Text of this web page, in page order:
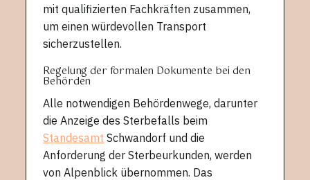
mit qualifizierten Fachkräften zusammen,
um einen würdevollen Transport
sicherzustellen.
Regelung der formalen Dokumente bei den
Behörden
Alle notwendigen Behördenwege, darunter
die Anzeige des Sterbefalls beim
Standesamt Schwandorf und die
Anforderung der Sterbeurkunden, werden
von Alpenblick übernommen. Das